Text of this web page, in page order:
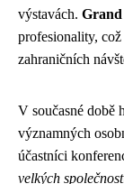
výstavách. Grand
profesionality,
zahraničních
V současné době
významných
účastníci
velkých